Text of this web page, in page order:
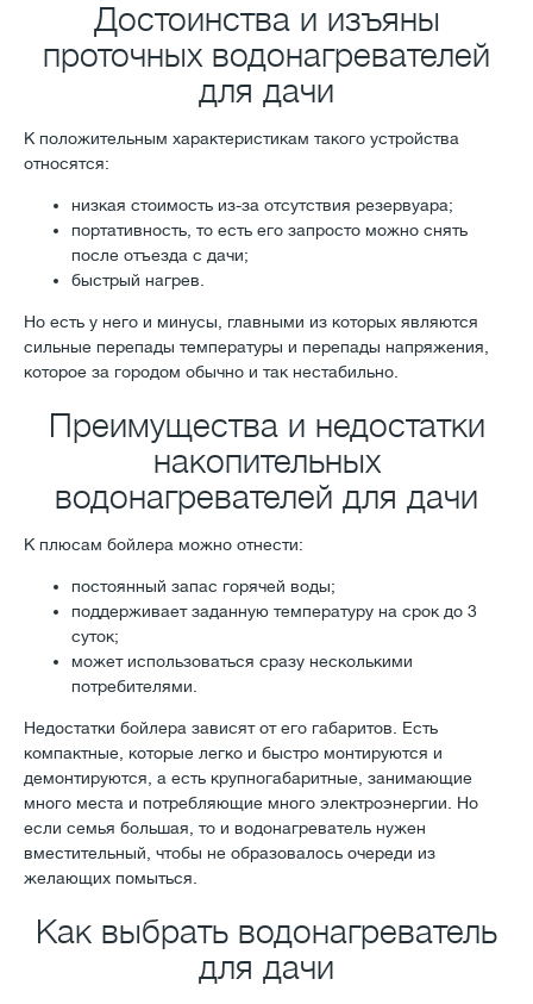
Достоинства и изъяны
проточных водонагревателей
для дачи
К положительным характеристикам такого устройства
относятся:
низкая стоимость из-за отсутствия резервуара;
портативность, то есть его запросто можно снять
после отъезда с дачи;
быстрый нагрев.
Но есть у него и минусы, главными из которых являются
сильные перепады температуры и перепады напряжения,
которое за городом обычно и так нестабильно.
Преимущества и недостатки
накопительных
водонагревателей для дачи
К плюсам бойлера можно отнести:
постоянный запас горячей воды;
поддерживает заданную температуру на срок до 3
суток;
может использоваться сразу несколькими
потребителями.
Недостатки бойлера зависят от его габаритов. Есть
компактные, которые легко и быстро монтируются и
демонтируются, а есть крупногабаритные, занимающие
много места и потребляющие много электроэнергии. Но
если семья большая, то и водонагреватель нужен
вместительный, чтобы не образовалось очереди из
желающих помыться.
Как выбрать водонагреватель
для дачи